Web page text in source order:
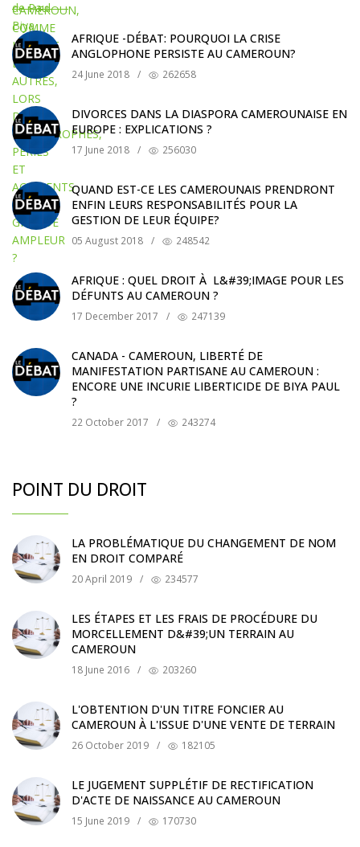
AFRIQUE -DÉBAT: POURQUOI LA CRISE
ANGLOPHONE PERSISTE AU CAMEROUN?
24 June 2018 / 262658
DIVORCES DANS LA DIASPORA CAMEROUNAISE EN
EUROPE : EXPLICATIONS ?
17 June 2018 / 256030
QUAND EST-CE LES CAMEROUNAIS PRENDRONT
ENFIN LEURS RESPONSABILITÉS POUR LA
GESTION DE LEUR ÉQUIPE?
05 August 2018 / 248542
AFRIQUE : QUEL DROIT À L&#39;IMAGE POUR LES
DÉFUNTS AU CAMEROUN ?
17 December 2017 / 247139
CANADA - CAMEROUN, LIBERTÉ DE
MANIFESTATION PARTISANE AU CAMEROUN :
ENCORE UNE INCURIE LIBERTICIDE DE BIYA PAUL
?
22 October 2017 / 243274
POINT DU DROIT
LA PROBLÉMATIQUE DU CHANGEMENT DE NOM
EN DROIT COMPARÉ
20 April 2019 / 234577
LES ÉTAPES ET LES FRAIS DE PROCÉDURE DU
MORCELLEMENT D&#39;UN TERRAIN AU
CAMEROUN
18 June 2016 / 203260
L'OBTENTION D'UN TITRE FONCIER AU
CAMEROUN À L'ISSUE D'UNE VENTE DE TERRAIN
26 October 2019 / 182105
LE JUGEMENT SUPPLÉTIF DE RECTIFICATION
D'ACTE DE NAISSANCE AU CAMEROUN
15 June 2019 / 170730